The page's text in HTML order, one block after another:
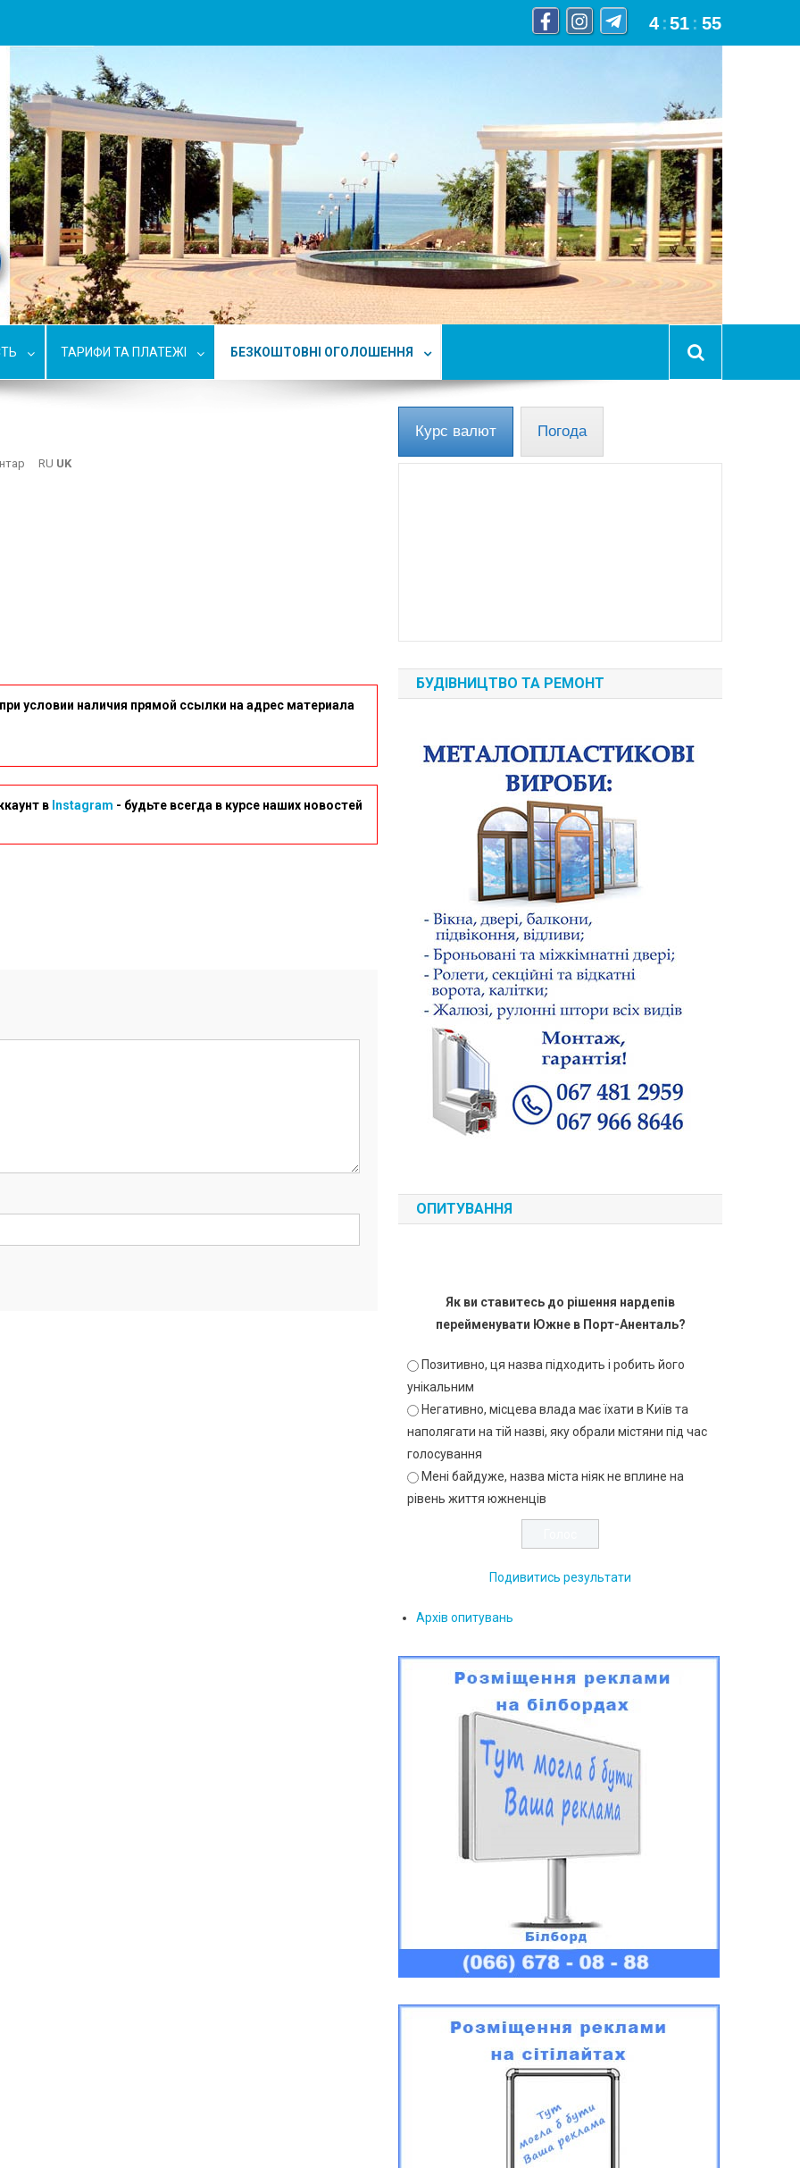
4 :51 : 56
ТАРИФИ ТА ПЛАТЕЖІ БЕЗКОШТОВНІ ОГОЛОШЕННЯ
RU UK
условии наличия прямой ссылки на адрес материала
в Instagram - будьте всегда в курсе наших новостей
Курс валют Погода
БУДІВНИЦТВО ТА РЕМОНТ
ОПИТУВАННЯ
Як ви ставитесь до рішення нардепів
перейменувати Южне в Порт-Аненталь?
Позитивно, ця назва підходить і робить його
унікальним
Негативно, місцева влада має їхати в Київ та
наполягати на тій назві, яку обрали містяни під час
голосування
Мені байдуже, назва міста ніяк не вплине на
рівень життя южненців
Подивитись результати
Архів опитувань